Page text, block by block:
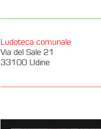
Ludoteca comunale
Via del Sale 21
33100 Udine